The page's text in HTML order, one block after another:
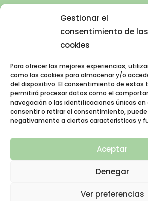
Gestionar el
consentimiento de las
cookies
Para ofrecer las mejores experiencias,
como las cookies para almacenar y/o
del dispositivo. El consentimiento de estas
permitirá procesar datos como el
navegación o las identificaciones únicas en
consentir o retirar el consentimiento,
negativamente a ciertas características y
Aceptar
Denegar
Ver preferencias
AVISO LEGAL
Política de privacidad
Política de cookies (UE)